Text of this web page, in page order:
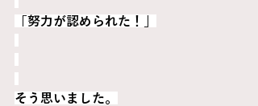
「努力が認められた！」
そう思いました。